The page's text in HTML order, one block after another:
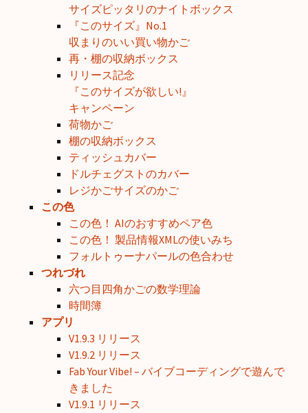
サイズピッタリのナイトボックス
『このサイズ』No.1
収まりのいい買い物かご
再・棚の収納ボックス
リリース記念
『このサイズが欲しい!』
キャンペーン
荷物かご
棚の収納ボックス
ティッシュカバー
ドルチェグストのカバー
レジかごサイズのかご
この色
この色！ AIのおすすめペア色
この色！ 製品情報XMLの使いみち
フォルトゥーナパールの色合わせ
つれづれ
六つ目四角かごの数学理論
時間簿
アプリ
V1.9.3 リリース
V1.9.2 リリース
Fab Your Vibe! – バイブコーディングで遊んで
きました
V1.9.1 リリース